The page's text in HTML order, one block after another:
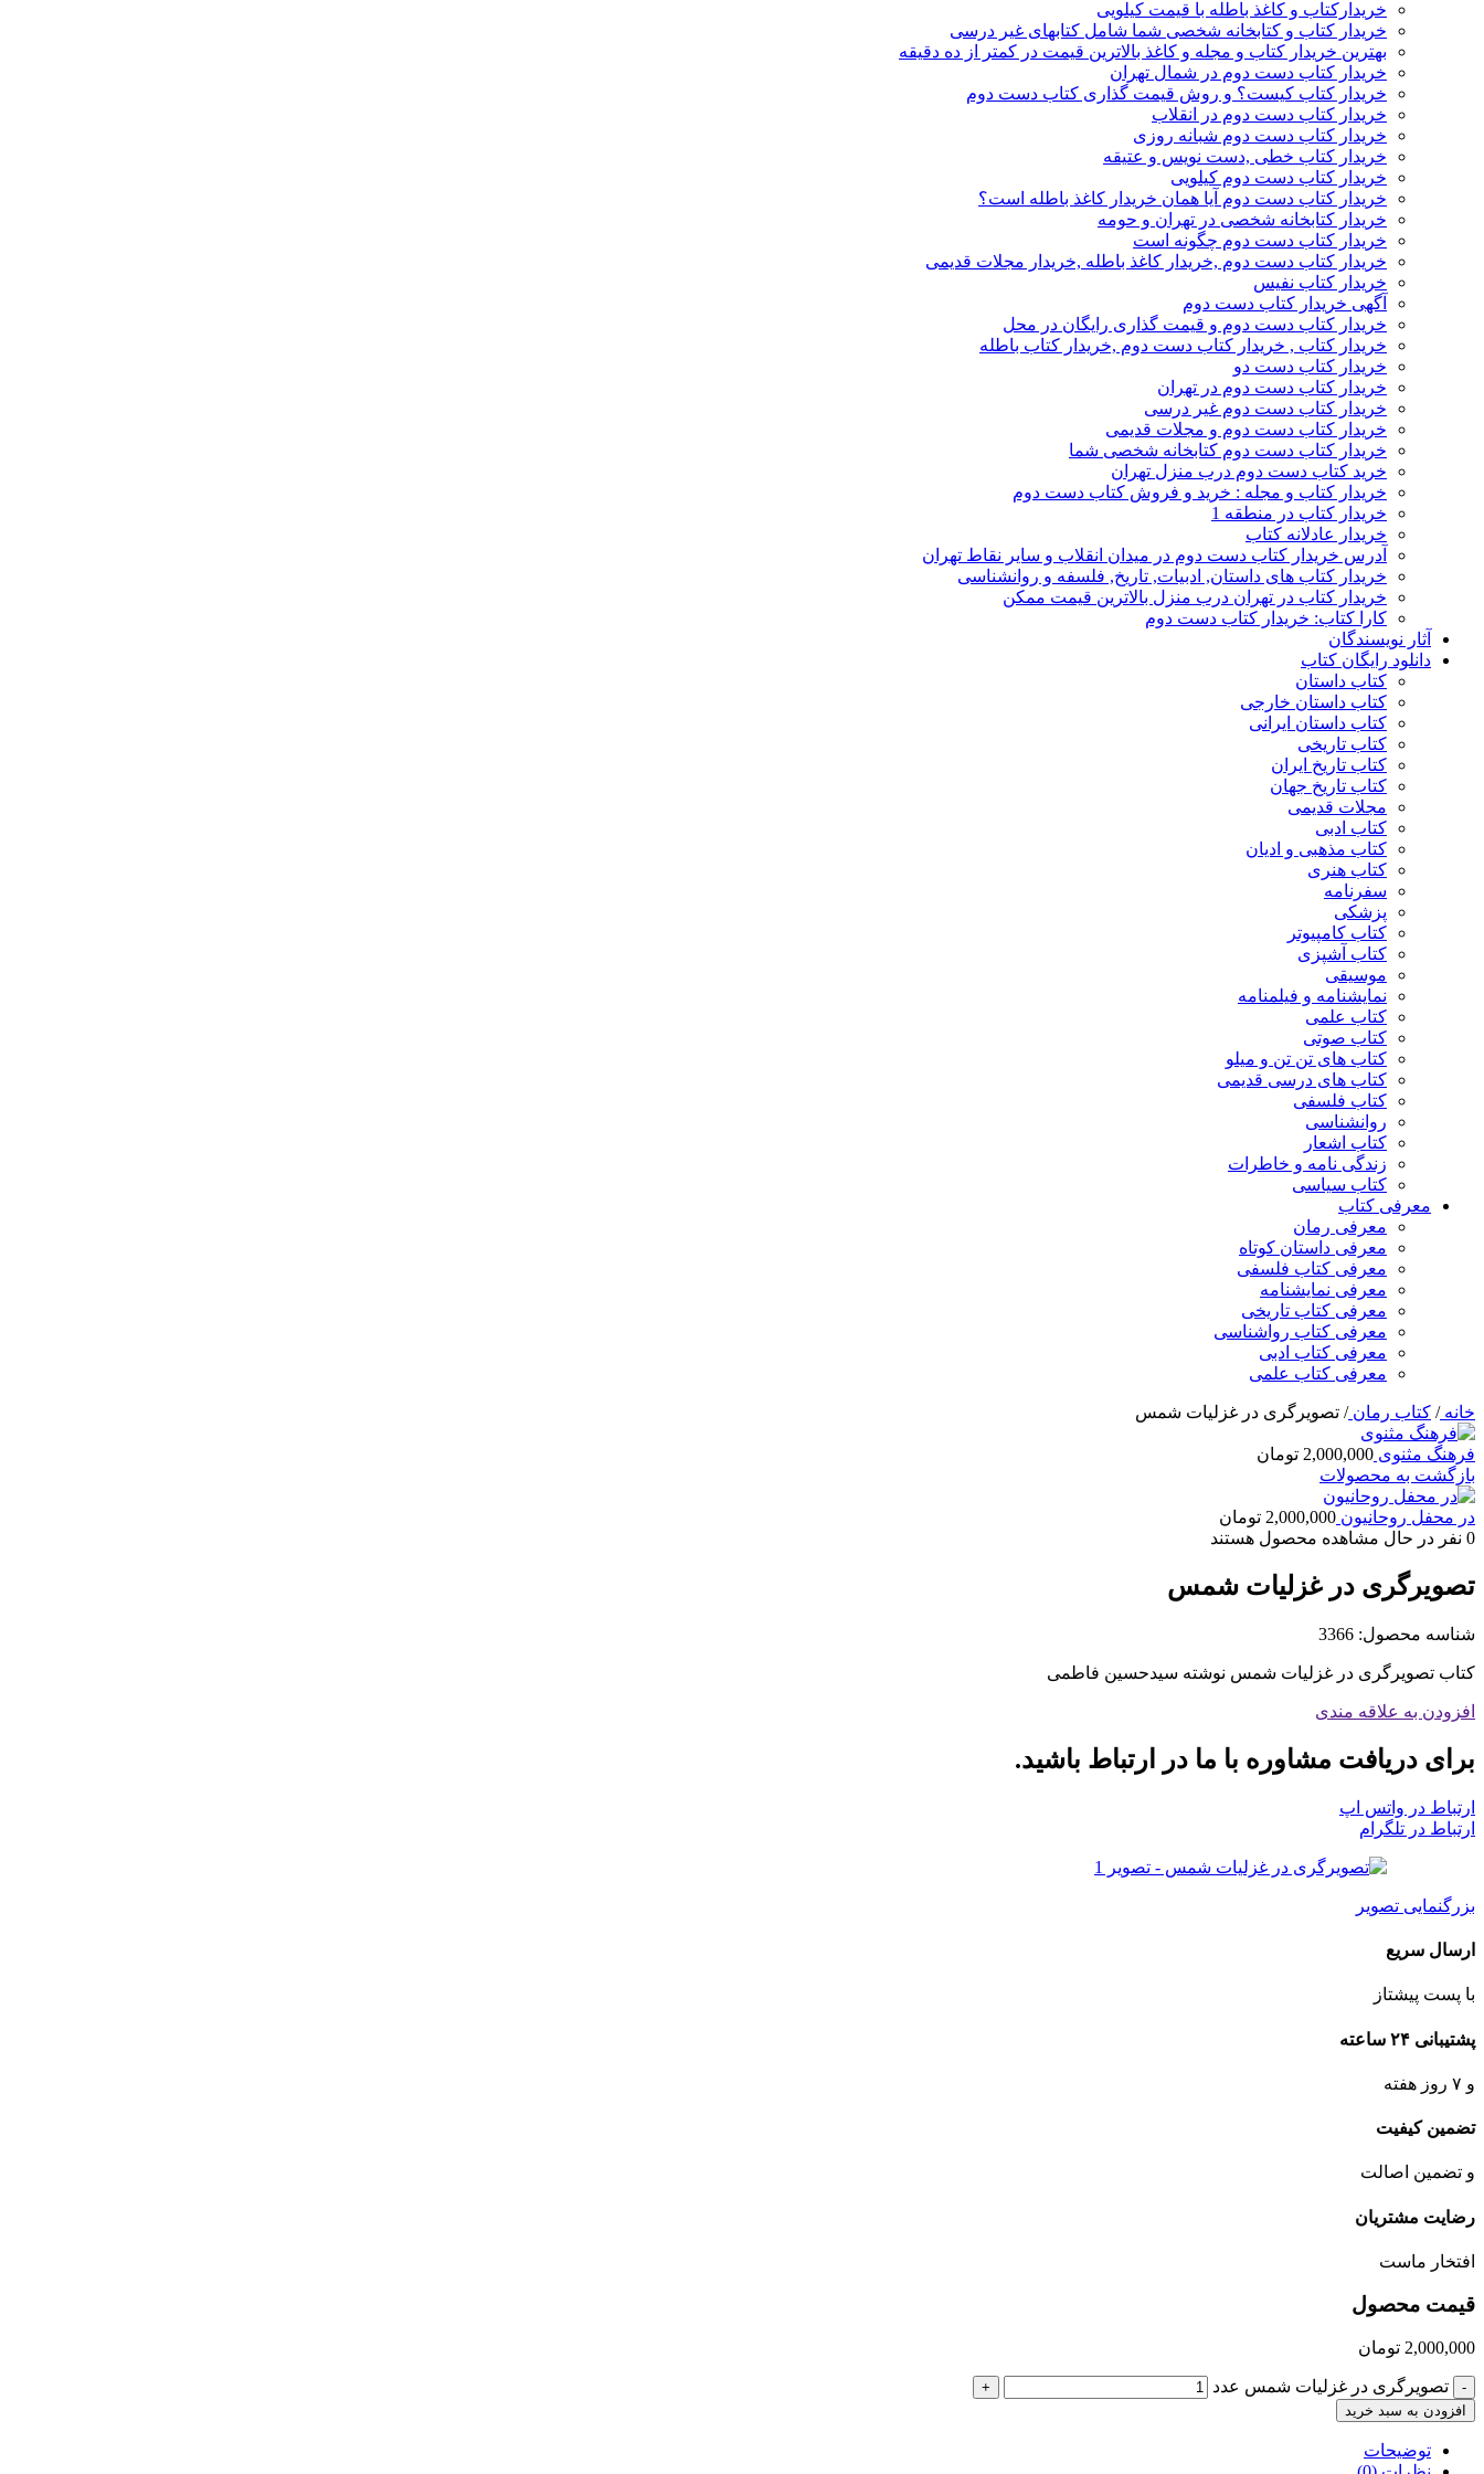
خریدارکتاب و کاغذ باطله با قیمت کیلویی
خریدار کتاب و کتابخانه شخصی شما شامل کتابهای غیر درسی
بهترین خریدار کتاب و مجله و کاغذ بالاترین قیمت در کمتر از ده دقیقه
خریدار کتاب دست دوم در شمال تهران
خریدار کتاب کیست؟ و روش قیمت گذاری کتاب دست دوم
خریدار کتاب دست دوم در انقلاب
خریدار کتاب دست دوم شبانه روزی
خریدار کتاب خطی ,دست نویس و عتیقه
خریدار کتاب دست دوم کیلویی
خریدار کتاب دست دوم آیا همان خریدار کاغذ باطله است؟
خریدار کتابخانه شخصی در تهران و حومه
خریدار کتاب دست دوم چگونه است
خریدار کتاب دست دوم ,خریدار کاغذ باطله ,خریدار مجلات قدیمی
خریدار کتاب نفیس
آگهی خریدار کتاب دست دوم
خریدار کتاب دست دوم و قیمت گذاری رایگان در محل
خریدار کتاب , خریدار کتاب دست دوم ,خریدار کتاب باطله
خریدار کتاب دست دو
خریدار کتاب دست دوم در تهران
خریدار کتاب دست دوم غیر درسی
خریدار کتاب دست دوم و مجلات قدیمی
خریدار کتاب دست دوم کتابخانه شخصی شما
خرید کتاب دست دوم درب منزل تهران
خریدار کتاب و مجله : خرید و فروش کتاب دست دوم
خریدار کتاب در منطقه 1
خریدار عادلانه کتاب
آدرس خریدار کتاب دست دوم در میدان انقلاب و سایر نقاط تهران
خریدار کتاب های داستان, ادبیات, تاریخ, فلسفه و روانشناسی
خریدار کتاب در تهران درب منزل بالاترین قیمت ممکن
کارا کتاب: خریدار کتاب دست دوم
آثار نویسندگان
دانلود رایگان کتاب
کتاب داستان
کتاب داستان خارجی
کتاب داستان ایرانی
کتاب تاریخی
کتاب تاریخ ایران
کتاب تاریخ جهان
مجلات قدیمی
کتاب ادبی
کتاب مذهبی و ادیان
کتاب هنری
سفرنامه
پزشکی
کتاب کامپیوتر
کتاب آشپزی
موسیقی
نمایشنامه و فیلمنامه
کتاب علمی
کتاب صوتی
کتاب های تن تن و میلو
کتاب های درسی قدیمی
کتاب فلسفی
روانشناسی
کتاب اشعار
زندگی نامه و خاطرات
کتاب سیاسی
معرفی کتاب
معرفی رمان
معرفی داستان کوتاه
معرفی کتاب فلسفی
معرفی نمایشنامه
معرفی کتاب تاریخی
معرفی کتاب رواشناسی
معرفی کتاب ادبی
معرفی کتاب علمی
خانه/ کتاب رمان/ تصویرگری در غزلیات شمس
فرهنگ مثنوی 2,000,000 تومان
بازگشت به محصولات
در محفل روحانیون 2,000,000 تومان
0 نفر در حال مشاهده محصول هستند
تصویرگری در غزلیات شمس
شناسه محصول: 3366
کتاب تصویرگری در غزلیات شمس نوشته سیدحسین فاطمی
افزودن به علاقه مندی
برای دریافت مشاوره با ما در ارتباط باشید.
ارتباط در واتس اپ
ارتباط در تلگرام
بزرگنمایی تصویر
ارسال سریع
با پست پیشتاز
پشتیبانی ۲۴ ساعته
و ۷ روز هفته
تضمین کیفیت
و تضمین اصالت
رضایت مشتریان
افتخار ماست
قیمت محصول
2,000,000 تومان
- تصویرگری در غزلیات شمس عدد
+
افزودن به سبد خرید
توضیحات